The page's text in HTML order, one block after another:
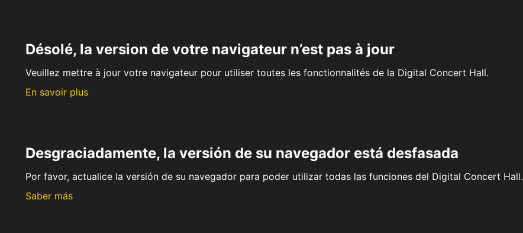
Désolé, la version de votre navigateur n’est pas à jour
Veuillez mettre à jour votre navigateur pour utiliser toutes les fonctionnalités de la Digital Concert Hall.
En savoir plus
Desgraciadamente, la versión de su navegador está desfasada
Por favor, actualice la versión de su navegador para poder utilizar todas las funciones del Digital Concert Hall.
Saber más